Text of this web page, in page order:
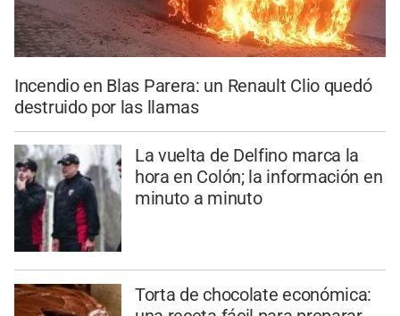
Incendio en Blas Parera: un Renault Clio quedó
destruido por las llamas
La vuelta de Delfino marca la
hora en Colón; la información en
minuto a minuto
Torta de chocolate económica: